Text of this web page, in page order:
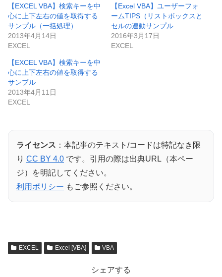
【EXCEL VBA】検索キーを中
心に上下左右の値を取得する
サンプル（一括処理）
2013年4月14日
EXCEL
【Excel VBA】ユーザーフォ
ームTIPS（リストボックスと
セルの連動サンプル
2016年3月17日
EXCEL
【EXCEL VBA】検索キーを中
心に上下左右の値を取得する
サンプル
2013年4月11日
EXCEL
ライセンス ：本記事のテキスト/コードは特記なき限
り CC BY 4.0 です。引用の際は出典URL（本ペー
ジ）を明記してください。
利用ポリシー もご参照ください。
EXCEL Excel [VBA] VBA
シェアする